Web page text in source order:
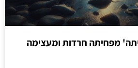
מפחיתה חרדות ומעצימה